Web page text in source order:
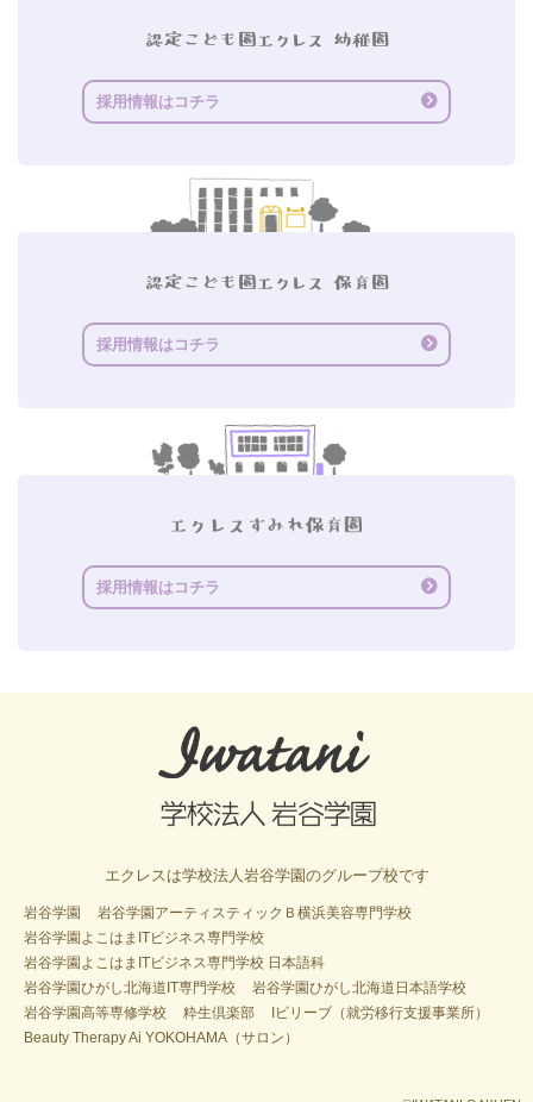
採用情報はコチラ
採用情報はコチラ
採用情報はコチラ
エクレスは学校法人岩谷学園のグループ校です
岩谷学園
岩谷学園アーティスティックＢ横浜美容専門学校
岩谷学園よこはまITビジネス専門学校
岩谷学園よこはまITビジネス専門学校 日本語科
岩谷学園ひがし北海道IT専門学校
岩谷学園ひがし北海道日本語学校
岩谷学園高等専修学校
粋生倶楽部
Iビリーブ（就労移行支援事業所）
Beauty Therapy Ai YOKOHAMA（サロン）